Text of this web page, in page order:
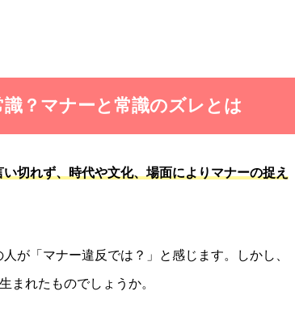
？マナーと常識のズレとは
切れず、時代や文化、場面によりマナーの捉え
が「マナー違反では？」と感じます。しかし、
まれたものでしょうか。